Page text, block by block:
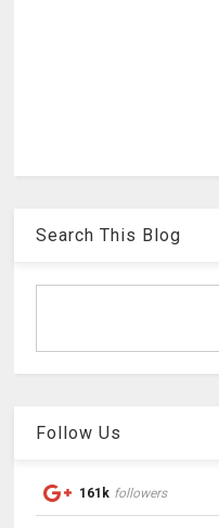
Search This Blog
Follow Us
161k followers